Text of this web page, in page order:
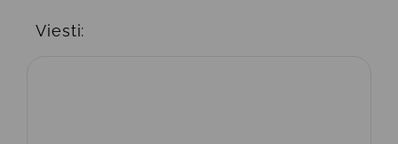
Viesti: